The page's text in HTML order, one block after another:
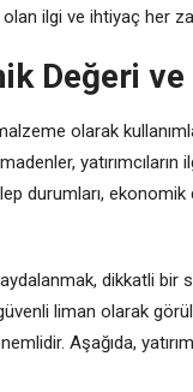
ilgi ve ihtiyaç her
Değeri ve
olarak
durumları,
dikkatli bir
liman olarak
Aşağıda,